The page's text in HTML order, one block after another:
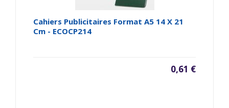
Cahiers Publicitaires Format A5 14 X 21
Cm - ECOCP214
0,61 €